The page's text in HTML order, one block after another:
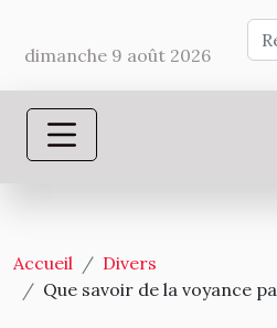
dimanche 9 août 2026
Accueil
Divers
Que savoir de la voyance